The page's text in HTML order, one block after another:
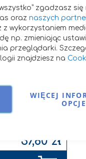
wszystko” zgadzasz
oraz naszych
z wykorzystaniem
np. zmieniając
przeglądarki.
znajdziesz na
WIĘCEJ
OPCJE
WYSŁ.
20KG
37,80 zł